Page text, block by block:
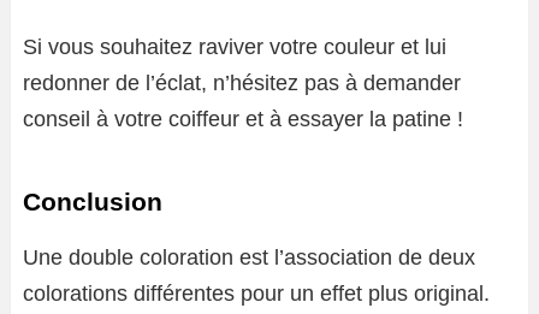
Si vous souhaitez raviver votre couleur et lui
redonner de l’éclat, n’hésitez pas à demander
conseil à votre coiffeur et à essayer la patine !
Conclusion
Une double coloration est l’association de deux
colorations différentes pour un effet plus original.